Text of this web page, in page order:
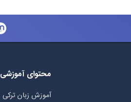
محتوای آموزشی
آموزش زبان ترکی